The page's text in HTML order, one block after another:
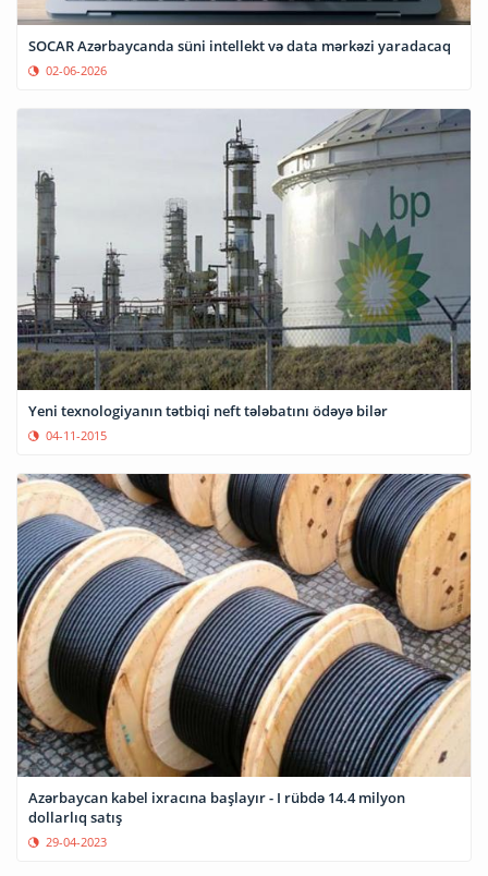
SOCAR Azərbaycanda süni intellekt və data mərkəzi yaradacaq
02-06-2026
Yeni texnologiyanın tətbiqi neft tələbatını ödəyə bilər
04-11-2015
Azərbaycan kabel ixracına başlayır - I rübdə 14.4 milyon
dollarlıq satış
29-04-2023